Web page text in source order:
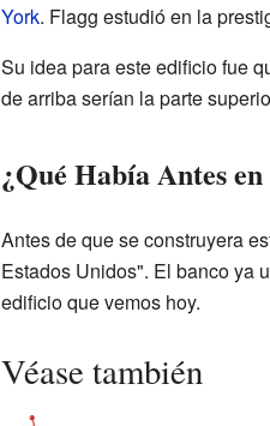
York. Flagg estudió en la
Su idea para este edificio fue
de arriba serían la parte
¿Qué Había Antes
Antes de que se construyera
Estados Unidos". El banco ya
edificio que vemos hoy.
Véase también